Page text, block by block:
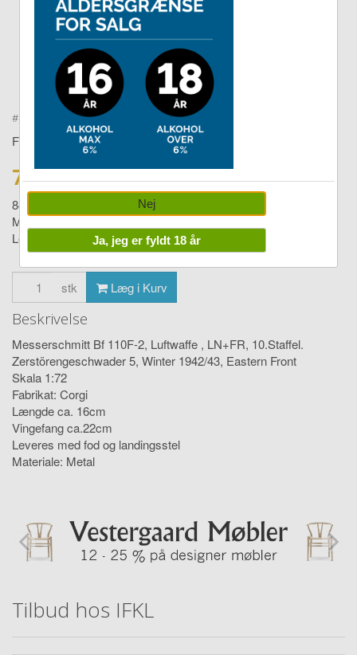
Double tap to zoom
# 5055286687921
Fly diverse
749,00 DKK
849,00
Messerschmitt Bf 110F-2, LN+FR, 10 1:72
Levering:
1-4 dage
stk Læg i Kurv
Beskrivelse
Messerschmitt Bf 110F-2, Luftwaffe , LN+FR, 10.Staffel.
Zerstörengeschwader 5, Winter 1942/43, Eastern Front
Skala 1:72
Fabrikat: Corgi
Længde ca. 16cm
Vingefang ca.22cm
Leveres med fod og landingsstel
Materiale: Metal
Tilbud hos IFKL
Nej
Ja, jeg er fyldt 18 år